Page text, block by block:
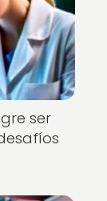
ser